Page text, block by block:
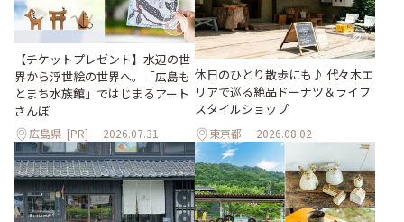
【チケットプレゼント】水辺の世
界から浮世絵の世界へ。「広島も
とまち水族館」ではじまるアート
さんぽ
広島県 [PR] 2026.07.31
休日のひとり散歩にも♪ 代々木エ
リアで巡る絶品ドーナツ＆ライフ
スタイルショップ
東京都 2026.08.02